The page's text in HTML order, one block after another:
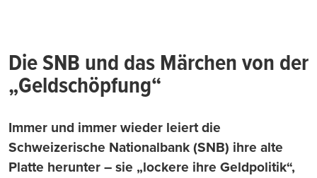
Die SNB und das Märchen von der
„Geldschöpfung“
Immer und immer wieder leiert die
Schweizerische Nationalbank (SNB) ihre alte
Platte herunter – sie „lockere ihre Geldpolitik“,